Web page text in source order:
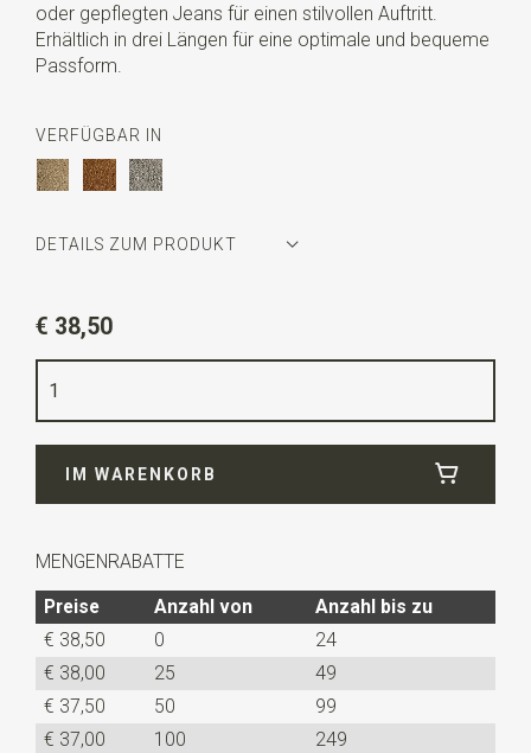
oder gepflegten Jeans für einen stilvollen Auftritt.
Erhältlich in drei Längen für eine optimale und bequeme
Passform.
VERFÜGBAR IN
DETAILS ZUM PRODUKT
Farbe
Qualität
Länge 95 cm
€ 38,50
IM WARENKORB
MENGENRABATTE
Preise
Anzahl von
Anzahl bis zu
€ 38,50
0
24
€ 38,00
25
49
€ 37,50
50
99
€ 37,00
100
249